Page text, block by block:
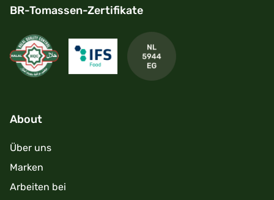
BR-Tomassen-Zertifikate
About
Über uns
Marken
Arbeiten bei